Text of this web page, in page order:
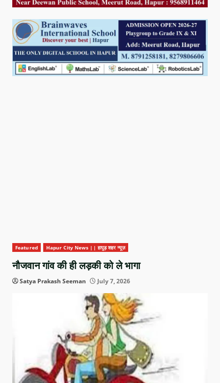
Featured Hapur City News || हापुड़ शहर न्यूज़
नौजवान गांव की ही लड़की को ले भागा
Satya Prakash Seeman July 7, 2026